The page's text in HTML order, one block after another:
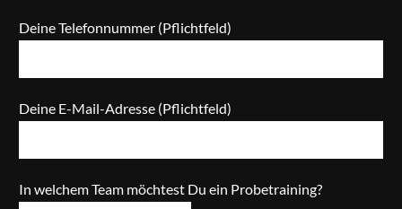
Deine Telefonnummer (Pflichtfeld)
Deine E-Mail-Adresse (Pflichtfeld)
In welchem Team möchtest Du ein Probetraining?